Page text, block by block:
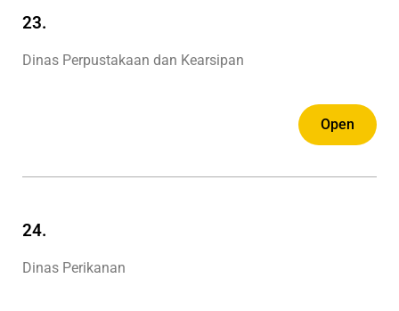
23.
Dinas Perpustakaan dan Kearsipan
Open
24.
Dinas Perikanan